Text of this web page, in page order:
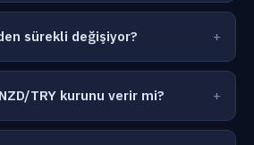
sürekli değişiyor?
TRY kurunu verir mi?